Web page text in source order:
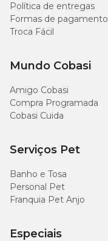
Política de entregas
Formas de pagamento
Troca Fácil
Mundo Cobasi
Amigo Cobasi
Compra Programada
Cobasi Cuida
Serviços Pet
Banho e Tosa
Personal Pet
Franquia Pet Anjo
Especiais